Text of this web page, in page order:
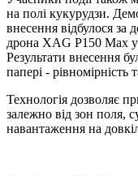
на полі кукурудзи.
внесення відбулося
дрона XAG P150 Max
Результати внесення
папері - рівномірність
Технологія дозволяє
залежно від зон поля,
навантаження на